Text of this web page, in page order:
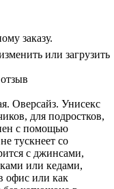
заказу.
или загрузить
Оверсайз. Унисекс
для подростков,
с помощью
тускнеет со
с джинсами,
или кедами,
офис или как